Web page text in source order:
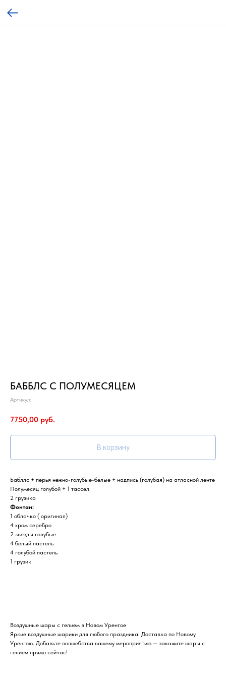
БАББЛС С ПОЛУМЕСЯЦЕМ
Артикул:
7750,00 руб.
В корзину
Бабллс + перья нежно-голубые-белые + надпись (голубая) на атласной ленте
Полумесяц голубой + 1 тассел
2 грузика
Фонтан:
1 облачко ( оригинал)
4 хром серебро
2 звезды голубые
4 белый пастель
4 голубой пастель
1 грузик
Воздушные шары с гелием в Новом Уренгое
Яркие воздушные шарики для любого праздника! Доставка по Новому
Уренгою. Добавьте волшебства вашему мероприятию — закажите шары с
гелием прямо сейчас!